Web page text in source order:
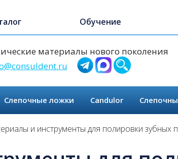
Обучение
материалы нового поколения
Слепочные ложки Candulor
и инструменты для полировки зубных